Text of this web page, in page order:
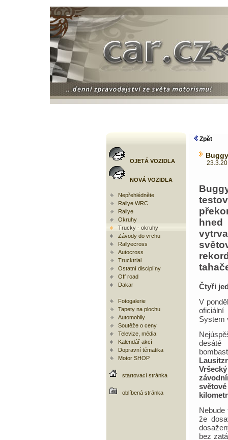
OJETÁ VOZIDLA
NOVÁ VOZIDLA
Nepřehlédněte
Rallye WRC
Rallye
Okruhy
Trucky - okruhy
Závody do vrchu
Rallyecross
Autocross
Trucktrial
Ostatní disciplíny
Off road
Dakar
Fotogalerie
Tapety na plochu
Automobily
Soutěže o ceny
Televize, média
Kalendář akcí
Dopravní tématika
Motor SHOP
startovací stránka
oblíbená stránka
Zpět
Čtyři
V
System
desáté
Nebude
že
bez